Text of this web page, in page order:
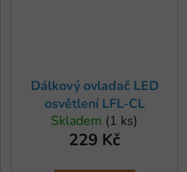
Dálkový ovladač LED
osvětlení LFL-CL
Skladem (1 ks)
229 Kč